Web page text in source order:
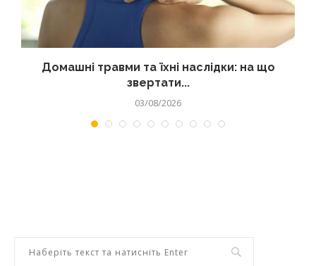
Домашні травми та їхні наслідки: на що
звертати...
03/08/2026